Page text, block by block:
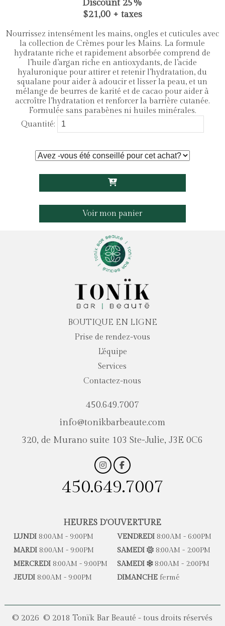
Discount 25%
$21,00 + taxes
Nourrissez intensément les mains, ongles et cuticules avec
la collection de Crèmes pour les Mains. La formule
hydratante riche et rapidement absorbée comprend de
l’huile d’argan riche en antioxydants, de l’acide
hyaluronique pour attirer et retenir l’hydratation, du
squalane pour aider à adoucir et lisser la peau, et un
mélange de beurres de karité et de cacao pour aider à
accroître l’hydratation et renforcer la barrière cutanée.
Formulée sans parabènes ni huiles minérales.
Quantité:
Voir mon panier
BOUTIQUE EN LIGNE
Prise de rendez-vous
L'équipe
Services
Contactez-nous
450.649.7007
info@tonikbarbeaute.com
320, de Murano suite 103 Ste-Julie, J3E 0C6
450.649.7007
HEURES D'OUVERTURE
LUNDI 8:00AM - 9:00PM
MARDI 8:00AM - 9:00PM
MERCREDI 8:00AM - 9:00PM
JEUDI 8:00AM - 9:00PM
VENDREDI8:00AM - 6:00PM
SAMEDI
8:00AM - 2:00PM
SAMEDI
8:00AM - 2:00PM
DIMANCHEfermé
© 2026 © 2018 Tonïk Bar Beauté - tous droits réservés